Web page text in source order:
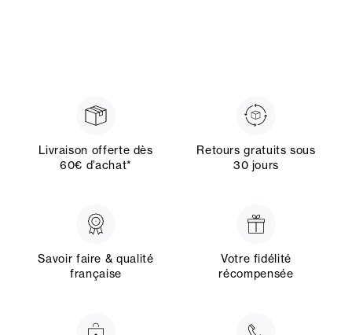
Livraison offerte dès
60€ d’achat*
Retours gratuits sous
30 jours
Savoir faire & qualité
française
Votre fidélité
récompensée